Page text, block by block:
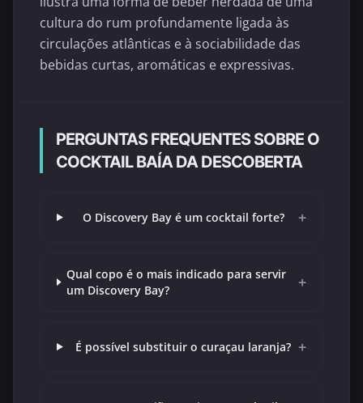
cultura do rum profundamente ligada às
circulações atlânticas e à sociabilidade das
bebidas curtas, aromáticas e expressivas.
PERGUNTAS FREQUENTES SOBRE O
COCKTAIL BAÍA DA DESCOBERTA
O Discovery Bay é um cocktail forte? +
Qual copo é o mais indicado para servir
um Discovery Bay?
+
É possível substituir o curaçau laranja? +